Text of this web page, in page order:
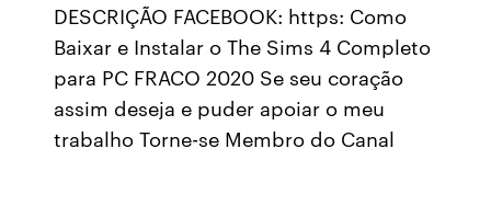
DESCRIÇÃO FACEBOOK: https: Como
Baixar e Instalar o The Sims 4 Completo
para PC FRACO 2020 Se seu coração
assim deseja e puder apoiar o meu
trabalho Torne-se Membro do Canal